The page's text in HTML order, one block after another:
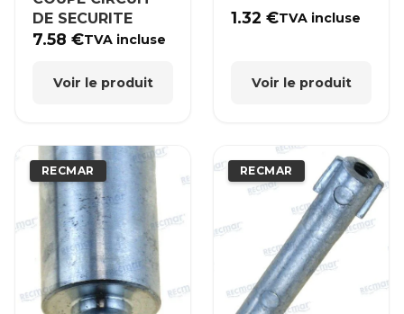
DE SECURITE
7.58€TVA incluse
Voir le produit
1.32€TVA incluse
Voir le produit
RECMAR RECMAR